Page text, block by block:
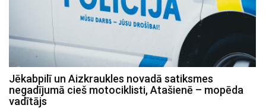
Jēkabpilī un Aizkraukles novadā satiksmes
negadījumā cieš motociklisti, Atašienē – mopēda
vadītājs